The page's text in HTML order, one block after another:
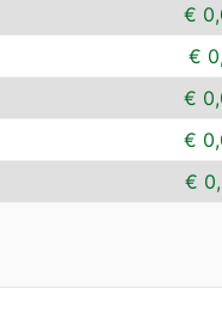
€
€
€
€
€